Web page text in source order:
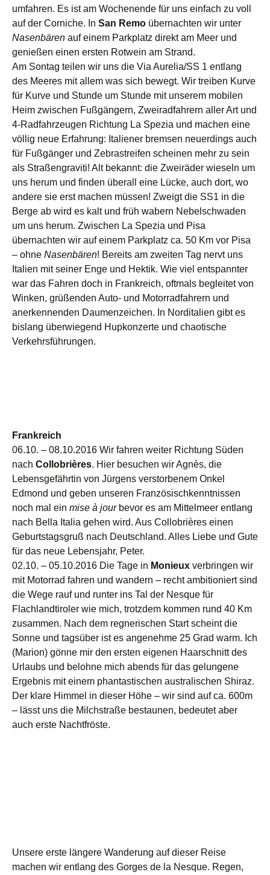
umfahren. Es ist am Wochenende für uns einfach zu voll
auf der Corniche. In San Remo übernachten wir unter
Nasenbären auf einem Parkplatz direkt am Meer und
genießen einen ersten Rotwein am Strand.
Am Sontag teilen wir uns die Via Aurelia/SS 1 entlang
des Meeres mit allem was sich bewegt. Wir treiben Kurve
für Kurve und Stunde um Stunde mit unserem mobilen
Heim zwischen Fußgängern, Zweiradfahrern aller Art und
4-Radfahrzeugen Richtung La Spezia und machen eine
völlig neue Erfahrung: Italiener bremsen neuerdings auch
für Fußgänger und Zebrastreifen scheinen mehr zu sein
als Straßengraviti! Alt bekannt: die Zweiräder wieseln um
uns herum und finden überall eine Lücke, auch dort, wo
andere sie erst machen müssen! Zweigt die SS1 in die
Berge ab wird es kalt und früh wabern Nebelschwaden
um uns herum. Zwischen La Spezia und Pisa
übernachten wir auf einem Parkplatz ca. 50 Km vor Pisa
– ohne Nasenbären! Bereits am zweiten Tag nervt uns
Italien mit seiner Enge und Hektik. Wie viel entspannter
war das Fahren doch in Frankreich, oftmals begleitet von
Winken, grüßenden Auto- und Motorradfahrern und
anerkennenden Daumenzeichen. In Norditalien gibt es
bislang überwiegend Hupkonzerte und chaotische
Verkehrsführungen.
Frankreich
06.10. – 08.10.2016 Wir fahren weiter Richtung Süden
nach Collobrières. Hier besuchen wir Agnès, die
Lebensgefährtin von Jürgens verstorbenem Onkel
Edmond und geben unseren Französischkenntnissen
noch mal ein mise à jourbevor es am Mittelmeer entlang
nach Bella Italia gehen wird. Aus Collobrières einen
Geburtstagsgruß nach Deutschland. Alles Liebe und Gute
für das neue Lebensjahr, Peter.
02.10. – 05.10.2016 Die Tage in Monieux verbringen wir
mit Motorrad fahren und wandern – recht ambitioniert sind
die Wege rauf und runter ins Tal der Nesque für
Flachlandtiroler wie mich, trotzdem kommen rund 40 Km
zusammen. Nach dem regnerischen Start scheint die
Sonne und tagsüber ist es angenehme 25 Grad warm. Ich
(Marion) gönne mir den ersten eigenen Haarschnitt des
Urlaubs und belohne mich abends für das gelungene
Ergebnis mit einem phantastischen australischen Shiraz.
Der klare Himmel in dieser Höhe – wir sind auf ca. 600m
– lässt uns die Milchstraße bestaunen, bedeutet aber
auch erste Nachtfröste.
Unsere erste längere Wanderung auf dieser Reise
machen wir entlang des Gorges de la Nesque. Regen,